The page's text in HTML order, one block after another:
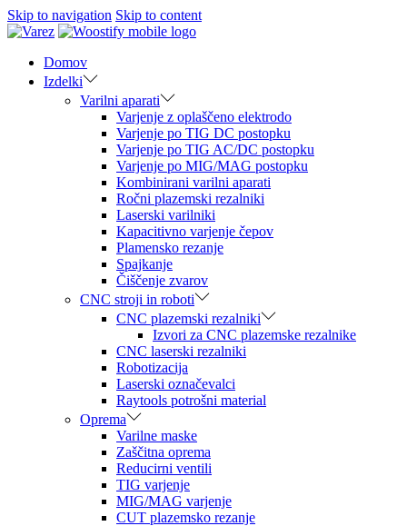
Skip to navigation Skip to content
Domov
Izdelki
Varilni aparati
Varjenje z oplaščeno elektrodo
Varjenje po TIG DC postopku
Varjenje po TIG AC/DC postopku
Varjenje po MIG/MAG postopku
Kombinirani varilni aparati
Ročni plazemski rezalniki
Laserski varilniki
Kapacitivno varjenje čepov
Plamensko rezanje
Spajkanje
Čiščenje zvarov
CNC stroji in roboti
CNC plazemski rezalniki
Izvori za CNC plazemske rezalnike
CNC laserski rezalniki
Robotizacija
Laserski označevalci
Raytools potrošni material
Oprema
Varilne maske
Zaščitna oprema
Reducirni ventili
TIG varjenje
MIG/MAG varjenje
CUT plazemsko rezanje